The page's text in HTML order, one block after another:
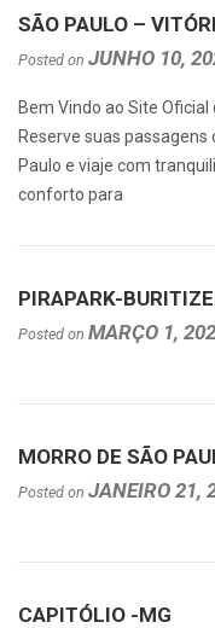
SÃO PAULO –
Posted on JUNHO 10,
Bem Vindo ao Site Oficial
Reserve suas passagens
Paulo e viaje com
conforto para
PIRAPARK-
Posted on MARÇO 1,
MORRO DE SÃO
Posted on JANEIRO 21,
CAPITÓLIO -MG